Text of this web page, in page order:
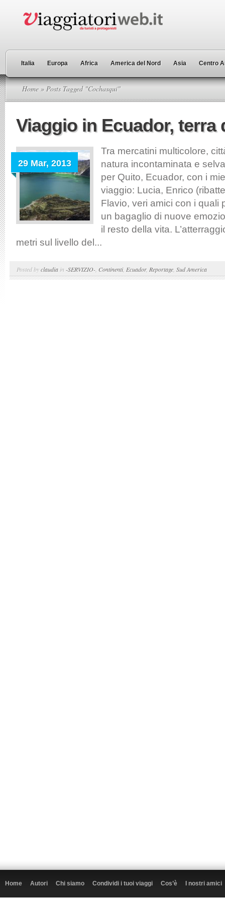
Italia Europa Africa America del Nord Asia Centro
Home » Posts Tagged "Cochasquí"
Viaggio in Ecuador, terra
29 Mar, 2013
Tra mercatini multicolore,
natura incontaminata e
per Quito, Ecuador, con i
viaggio: Lucia, Enrico
Flavio, veri amici con i quali
un bagaglio di nuove
il resto della vita.
metri sul livello del...
Posted byclaudia in -SERVIZIO- Continenti, Ecuador, Reportage Sud America
Home Autori Chi siamo Condividi i tuoi viaggi Cos’è I nostri amici